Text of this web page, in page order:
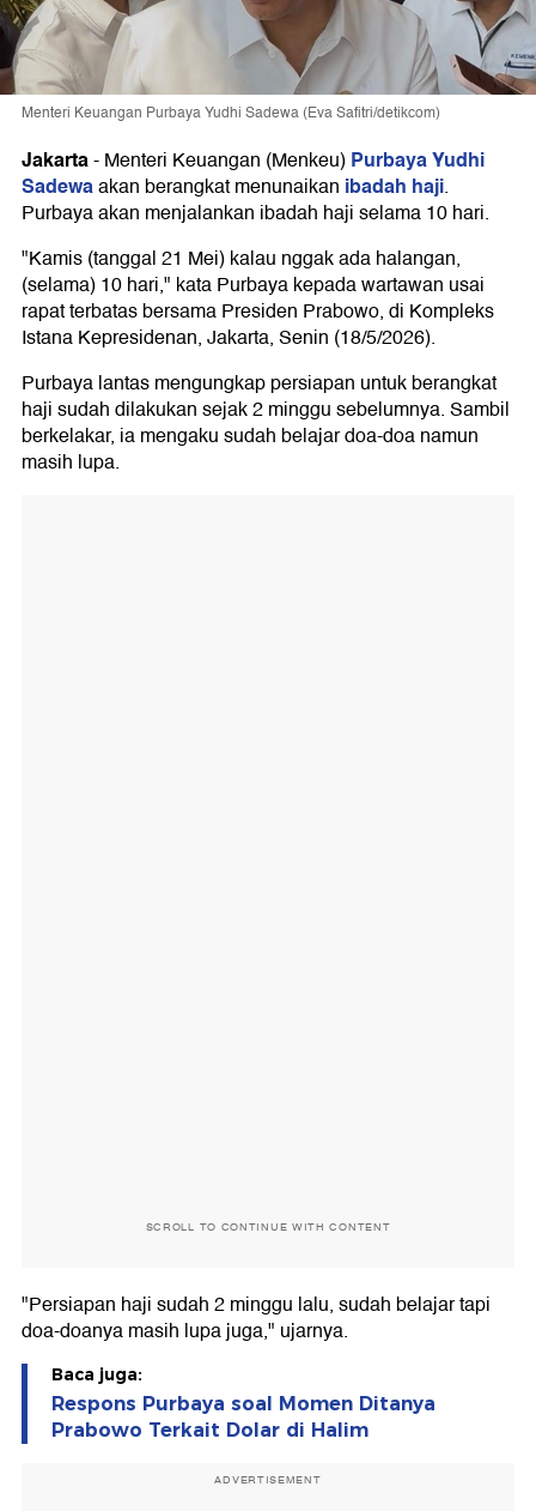
Menteri Keuangan Purbaya Yudhi Sadewa (Eva Safitri/detikcom)
Jakarta-Menteri Keuangan (Menkeu)Purbaya Yudhi
Sadewaakan berangkat menunaikan ibadah haji.
Purbaya akan menjalankan ibadah haji selama 10 hari.
"Kamis (tanggal 21 Mei) kalau nggak ada halangan,
(selama) 10 hari," kata Purbaya kepada wartawan usai
rapat terbatas bersama Presiden Prabowo, di Kompleks
Istana Kepresidenan, Jakarta, Senin (18/5/2026).
Purbaya lantas mengungkap persiapan untuk berangkat
haji sudah dilakukan sejak 2 minggu sebelumnya. Sambil
berkelakar, ia mengaku sudah belajar doa-doa namun
masih lupa.
SCROLL TO CONTINUE WITH CONTENT
"Persiapan haji sudah 2 minggu lalu, sudah belajar tapi
doa-doanya masih lupa juga," ujarnya.
Baca juga:
Respons Purbaya soal Momen Ditanya
Prabowo Terkait Dolar di Halim
ADVERTISEMENT